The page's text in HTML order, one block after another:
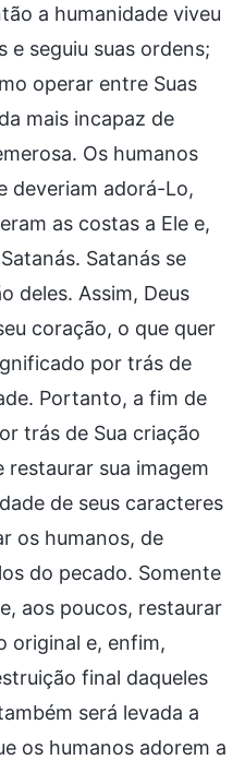
a humanidade viveu
e seguiu suas ordens;
operar entre Suas
mais incapaz de
Os humanos
deveriam adorá-Lo,
as costas a Ele e,
Satanás se
deles. Assim, Deus
coração, o que quer
por trás de
Portanto, a fim de
trás de Sua criação
restaurar sua imagem
de seus caracteres
os humanos, de
do pecado. Somente
aos poucos, restaurar
original e, enfim,
final daqueles
será levada a
os humanos adorem a